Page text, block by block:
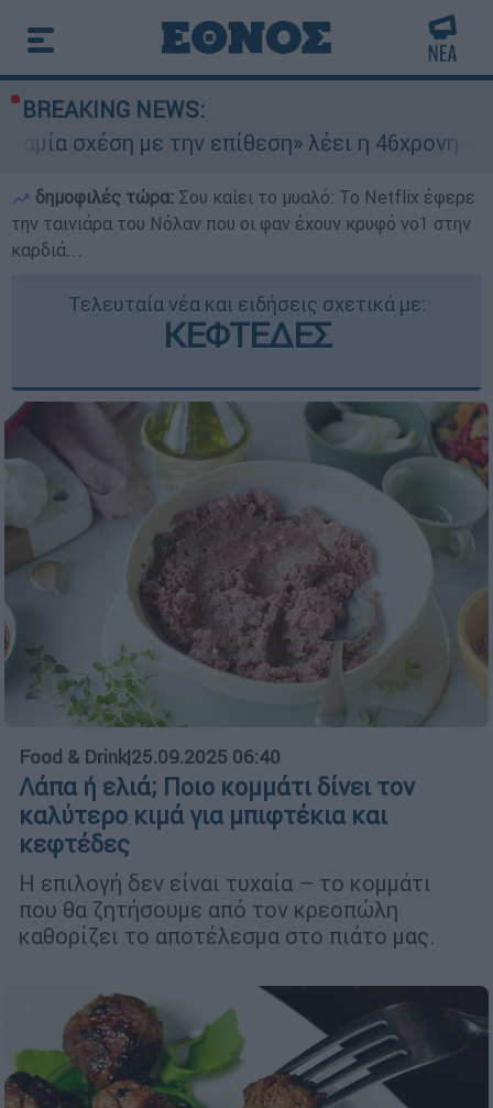
BREAKING NEWS:
επίθεση» λέει η 46χρονη - Τι αποκάλυψε
δημοφιλές τώρα: Σου καίει το μυαλό: Το Netflix έφερε
την ταινιάρα του Νόλαν που οι φαν έχουν κρυφό νο1 στην
καρδιά...
Τελευταία νέα και ειδήσεις σχετικά με:
ΚΕΦΤΕΔΕΣ
Food & Drink|25.09.2025 06:40
Λάπα ή ελιά; Ποιο κομμάτι δίνει τον
καλύτερο κιμά για μπιφτέκια και
κεφτέδες
Η επιλογή δεν είναι τυχαία – το κομμάτι
που θα ζητήσουμε από τον κρεοπώλη
καθορίζει το αποτέλεσμα στο πιάτο μας.